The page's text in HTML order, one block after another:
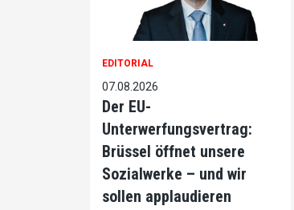
EDITORIAL
07.08.2026
Der EU-
Unterwerfungsvertrag:
Brüssel öffnet unsere
Sozialwerke – und wir
sollen applaudieren